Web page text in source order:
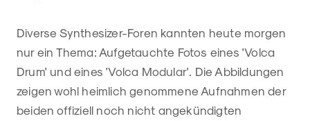
Diverse Synthesizer-Foren kannten heute morgen
nur ein Thema: Aufgetauchte Fotos eines 'Volca
Drum' und eines 'Volca Modular'. Die Abbildungen
zeigen wohl heimlich genommene Aufnahmen der
beiden offiziell noch nicht angekündigten